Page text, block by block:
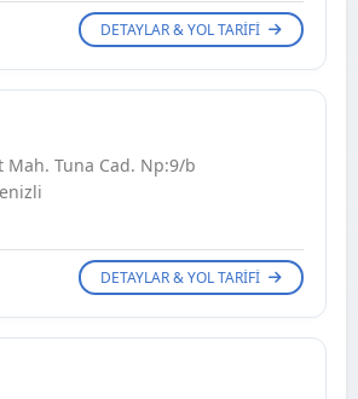
DETAYLAR & YOL TARIFI
Mah. Tuna Cad. Np:9/b
DETAYLAR & YOL TARIFI